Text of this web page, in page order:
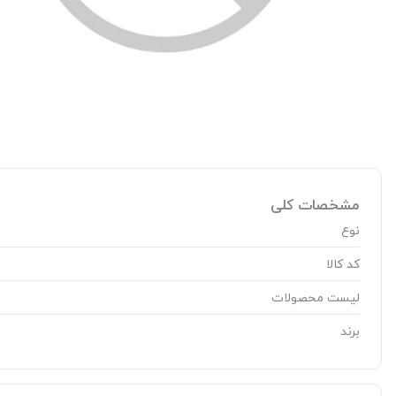
مشخصات کلی
نوع
کد کالا
لیست محصولات
برند